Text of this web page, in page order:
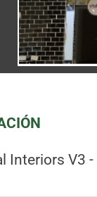
Interiors V3